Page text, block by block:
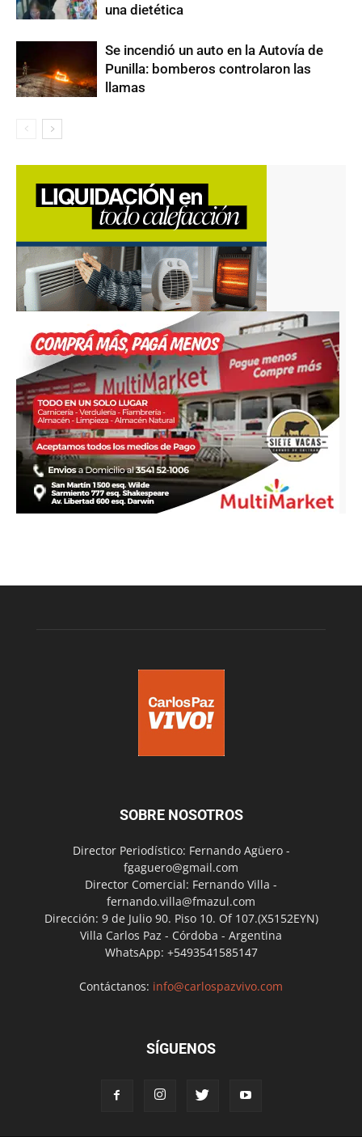
una dietética
Se incendió un auto en la Autovía de
Punilla: bomberos controlaron las
llamas
SOBRE NOSOTROS
Director Periodístico: Fernando Agüero -
fgaguero@gmail.com
Director Comercial: Fernando Villa -
fernando.villa@fmazul.com
Dirección: 9 de Julio 90. Piso 10. Of 107.(X5152EYN)
Villa Carlos Paz - Córdoba - Argentina
WhatsApp: +5493541585147
Contáctanos: info@carlospazvivo.com
SÍGUENOS